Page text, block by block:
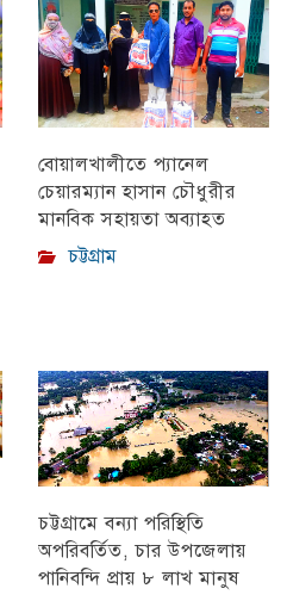
বোয়ালখালীতে প্যানেল
চেয়ারম্যান হাসান চৌধুরীর
মানবিক সহায়তা অব্যাহত
চট্টগ্রাম
চট্টগ্রামে বন্যা পরিস্থিতি
অপরিবর্তিত, চার উপজেলায়
পানিবন্দি প্রায় ৮ লাখ মানুষ